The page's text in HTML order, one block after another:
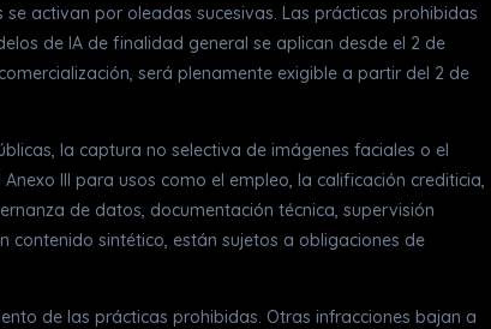
activan por oleadas sucesivas. Las prácticas prohibidas
de IA de finalidad general se aplican desde el 2 de
será plenamente exigible a partir del 2 de
la captura no selectiva de imágenes faciales o el
III para usos como el empleo, la calificación crediticia,
de datos, documentación técnica, supervisión
contenido sintético, están sujetos a obligaciones de
de las prácticas prohibidas. Otras infracciones bajan a